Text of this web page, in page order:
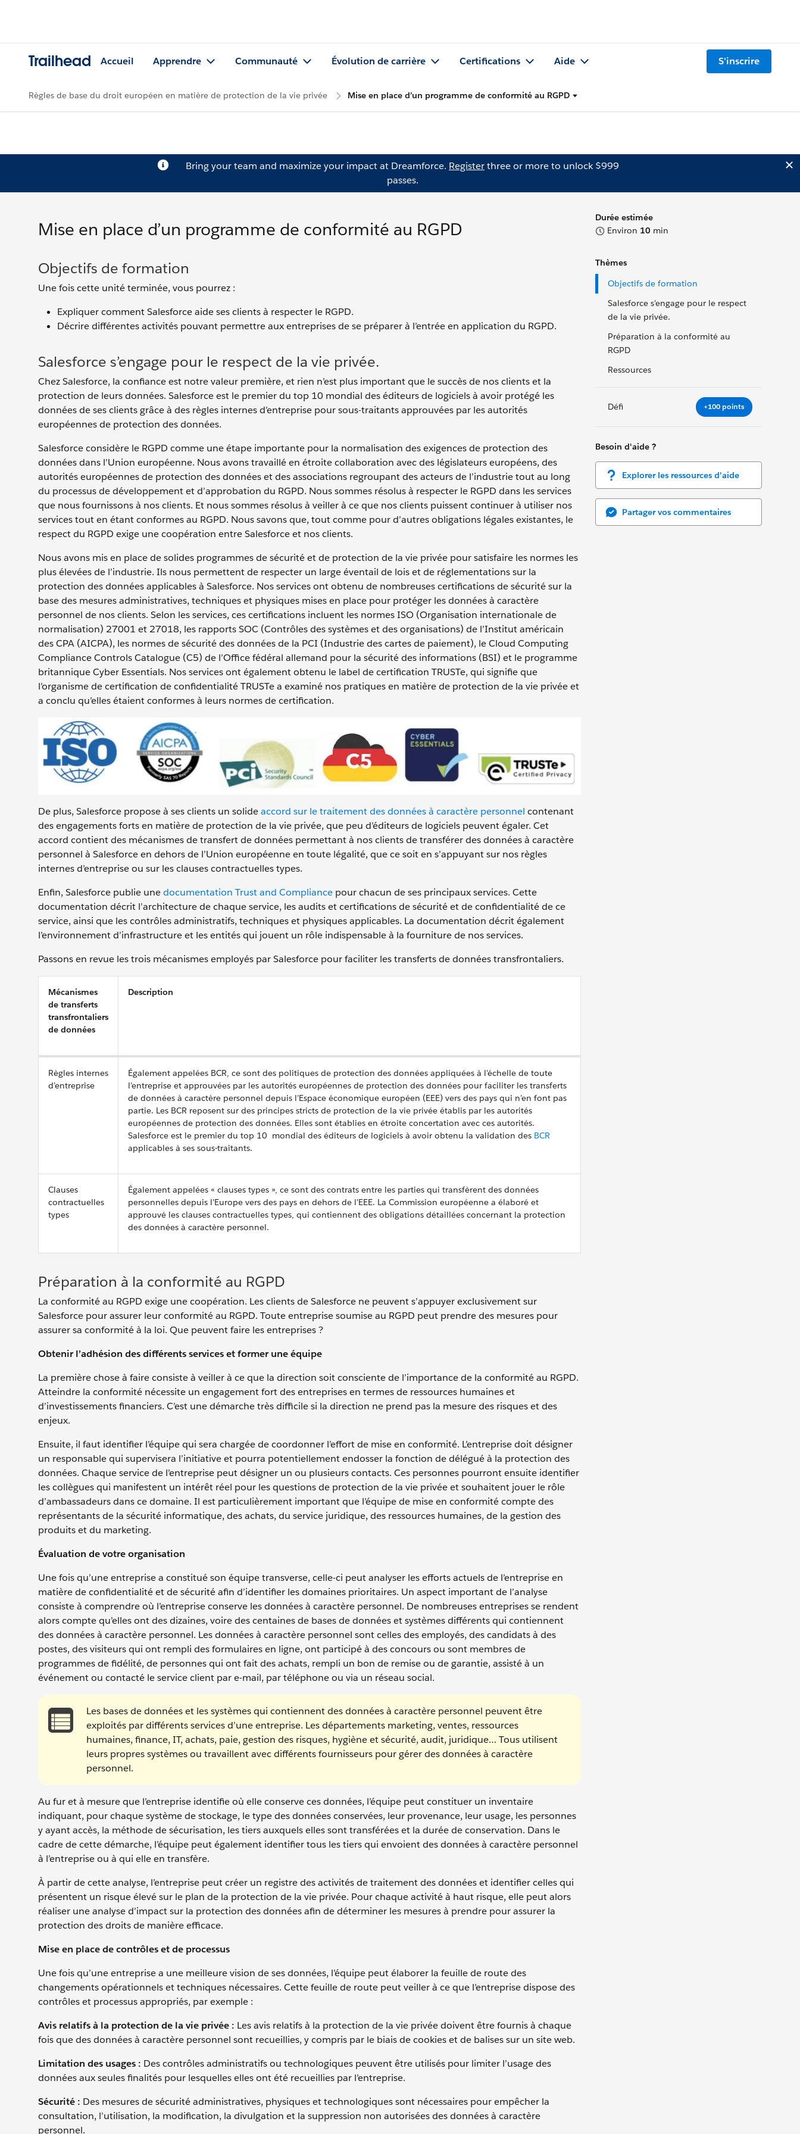
Trailhead Accueil Apprendre Communauté Évolution de carrière Certifications Aide S'inscrire
Règles de base du droit européen en matière de protection de la vie privée Mise en place d’un programme de conformité au RGPD
Bring your team and maximize your impact at Dreamforce. Registerthree or more to unlock $999
passes.
Durée estimée
Environ 10 min
Thèmes
Objectifs de formation
Salesforce s’engage pour le respect
de la vie privée.
Préparation à la conformité au
RGPD
Ressources
Défi +100 points
Besoin d'aide ?
Explorer les ressources d'aide
Partager vos commentaires
Mise en place d’un programme de conformité au RGPD
Objectifs de formation
Une fois cette unité terminée, vous pourrez :
Expliquer comment Salesforce aide ses clients à respecter le RGPD.
Décrire différentes activités pouvant permettre aux entreprises de se préparer à l’entrée en application du RGPD.
Salesforce s’engage pour le respect de la vie privée.
Chez Salesforce, la confiance est notre valeur première, et rien n’est plus important que le succès de nos clients et la
protection de leurs données. Salesforce est le premier du top 10 mondial des éditeurs de logiciels à avoir protégé les
données de ses clients grâce à des règles internes d’entreprise pour sous-traitants approuvées par les autorités
européennes de protection des données.
Salesforce considère le RGPD comme une étape importante pour la normalisation des exigences de protection des
données dans l’Union européenne. Nous avons travaillé en étroite collaboration avec des législateurs européens, des
autorités européennes de protection des données et des associations regroupant des acteurs de l’industrie tout au long
du processus de développement et d’approbation du RGPD. Nous sommes résolus à respecter le RGPD dans les services
que nous fournissons à nos clients. Et nous sommes résolus à veiller à ce que nos clients puissent continuer à utiliser nos
services tout en étant conformes au RGPD. Nous savons que, tout comme pour d’autres obligations légales existantes, le
respect du RGPD exige une coopération entre Salesforce et nos clients.
Nous avons mis en place de solides programmes de sécurité et de protection de la vie privée pour satisfaire les normes les
plus élevées de l’industrie. Ils nous permettent de respecter un large éventail de lois et de réglementations sur la
protection des données applicables à Salesforce. Nos services ont obtenu de nombreuses certifications de sécurité sur la
base des mesures administratives, techniques et physiques mises en place pour protéger les données à caractère
personnel de nos clients. Selon les services, ces certifications incluent les normes ISO (Organisation internationale de
normalisation) 27001 et 27018, les rapports SOC (Contrôles des systèmes et des organisations) de l’Institut américain
des CPA (AICPA), les normes de sécurité des données de la PCI (Industrie des cartes de paiement), le Cloud Computing
Compliance Controls Catalogue (C5) de l’Office fédéral allemand pour la sécurité des informations (BSI) et le programme
britannique Cyber Essentials. Nos services ont également obtenu le label de certification TRUSTe, qui signifie que
l’organisme de certification de confidentialité TRUSTe a examiné nos pratiques en matière de protection de la vie privée et
a conclu qu’elles étaient conformes à leurs normes de certification.
De plus, Salesforce propose à ses clients un solideaccord sur le traitement des données à caractère personnel contenant
des engagements forts en matière de protection de la vie privée, que peu d’éditeurs de logiciels peuvent égaler. Cet
accord contient des mécanismes de transfert de données permettant à nos clients de transférer des données à caractère
personnel à Salesforce en dehors de l’Union européenne en toute légalité, que ce soit en s’appuyant sur nos règles
internes d’entreprise ou sur les clauses contractuelles types.
Enfin, Salesforce publie unedocumentation Trust and Compliance pour chacun de ses principaux services. Cette
documentation décrit l’architecture de chaque service, les audits et certifications de sécurité et de confidentialité de ce
service, ainsi que les contrôles administratifs, techniques et physiques applicables. La documentation décrit également
l’environnement d’infrastructure et les entités qui jouent un rôle indispensable à la fourniture de nos services.
Passons en revue les trois mécanismes employés par Salesforce pour faciliter les transferts de données transfrontaliers.
Mécanismes
de transferts
transfrontaliers
de données
Description
Règles internes
d’entreprise
Également appelées BCR, ce sont des politiques de protection des données appliquées à l’échelle de toute
l’entreprise et approuvées par les autorités européennes de protection des données pour faciliter les transferts
de données à caractère personnel depuis l’Espace économique européen (EEE) vers des pays qui n’en font pas
partie. Les BCR reposent sur des principes stricts de protection de la vie privée établis par les autorités
européennes de protection des données. Elles sont établies en étroite concertation avec ces autorités.
Salesforce est le premier du top 10 mondial des éditeurs de logiciels à avoir obtenu la validation des BCR
applicables à ses sous-traitants.
Clauses
contractuelles
types
Également appelées « clauses types », ce sont des contrats entre les parties qui transfèrent des données
personnelles depuis l’Europe vers des pays en dehors de l’EEE. La Commission européenne a élaboré et
approuvé les clauses contractuelles types, qui contiennent des obligations détaillées concernant la protection
des données à caractère personnel.
Préparation à la conformité au RGPD
La conformité au RGPD exige une coopération. Les clients de Salesforce ne peuvent s’appuyer exclusivement sur
Salesforce pour assurer leur conformité au RGPD. Toute entreprise soumise au RGPD peut prendre des mesures pour
assurer sa conformité à la loi. Que peuvent faire les entreprises ?
Obtenir l’adhésion des différents services et former une équipe
La première chose à faire consiste à veiller à ce que la direction soit consciente de l’importance de la conformité au RGPD.
Atteindre la conformité nécessite un engagement fort des entreprises en termes de ressources humaines et
d’investissements financiers. C’est une démarche très difficile si la direction ne prend pas la mesure des risques et des
enjeux.
Ensuite, il faut identifier l’équipe qui sera chargée de coordonner l’effort de mise en conformité. L’entreprise doit désigner
un responsable qui supervisera l’initiative et pourra potentiellement endosser la fonction de délégué à la protection des
données. Chaque service de l’entreprise peut désigner un ou plusieurs contacts. Ces personnes pourront ensuite identifier
les collègues qui manifestent un intérêt réel pour les questions de protection de la vie privée et souhaitent jouer le rôle
d’ambassadeurs dans ce domaine. Il est particulièrement important que l’équipe de mise en conformité compte des
représentants de la sécurité informatique, des achats, du service juridique, des ressources humaines, de la gestion des
produits et du marketing.
Évaluation de votre organisation
Une fois qu’une entreprise a constitué son équipe transverse, celle-ci peut analyser les efforts actuels de l’entreprise en
matière de confidentialité et de sécurité afin d’identifier les domaines prioritaires. Un aspect important de l’analyse
consiste à comprendre où l’entreprise conserve les données à caractère personnel. De nombreuses entreprises se rendent
alors compte qu’elles ont des dizaines, voire des centaines de bases de données et systèmes différents qui contiennent
des données à caractère personnel. Les données à caractère personnel sont celles des employés, des candidats à des
postes, des visiteurs qui ont rempli des formulaires en ligne, ont participé à des concours ou sont membres de
programmes de fidélité, de personnes qui ont fait des achats, rempli un bon de remise ou de garantie, assisté à un
événement ou contacté le service client par e-mail, par téléphone ou via un réseau social.
Les bases de données et les systèmes qui contiennent des données à caractère personnel peuvent être
exploités par différents services d’une entreprise. Les départements marketing, ventes, ressources
humaines, finance, IT, achats, paie, gestion des risques, hygiène et sécurité, audit, juridique… Tous utilisent
leurs propres systèmes ou travaillent avec différents fournisseurs pour gérer des données à caractère
personnel.
Au fur et à mesure que l’entreprise identifie où elle conserve ces données, l’équipe peut constituer un inventaire
indiquant, pour chaque système de stockage, le type des données conservées, leur provenance, leur usage, les personnes
y ayant accès, la méthode de sécurisation, les tiers auxquels elles sont transférées et la durée de conservation. Dans le
cadre de cette démarche, l’équipe peut également identifier tous les tiers qui envoient des données à caractère personnel
à l’entreprise ou à qui elle en transfère.
À partir de cette analyse, l’entreprise peut créer un registre des activités de traitement des données et identifier celles qui
présentent un risque élevé sur le plan de la protection de la vie privée. Pour chaque activité à haut risque, elle peut alors
réaliser une analyse d’impact sur la protection des données afin de déterminer les mesures à prendre pour assurer la
protection des droits de manière efficace.
Mise en place de contrôles et de processus
Une fois qu’une entreprise a une meilleure vision de ses données, l’équipe peut élaborer la feuille de route des
changements opérationnels et techniques nécessaires. Cette feuille de route peut veiller à ce que l’entreprise dispose des
contrôles et processus appropriés, par exemple :
Avis relatifs à la protection de la vie privée : Les avis relatifs à la protection de la vie privée doivent être fournis à chaque
fois que des données à caractère personnel sont recueillies, y compris par le biais de cookies et de balises sur un site web.
Limitation des usages : Des contrôles administratifs ou technologiques peuvent être utilisés pour limiter l’usage des
données aux seules finalités pour lesquelles elles ont été recueillies par l’entreprise.
Sécurité : Des mesures de sécurité administratives, physiques et technologiques sont nécessaires pour empêcher la
consultation, l’utilisation, la modification, la divulgation et la suppression non autorisées des données à caractère
personnel.